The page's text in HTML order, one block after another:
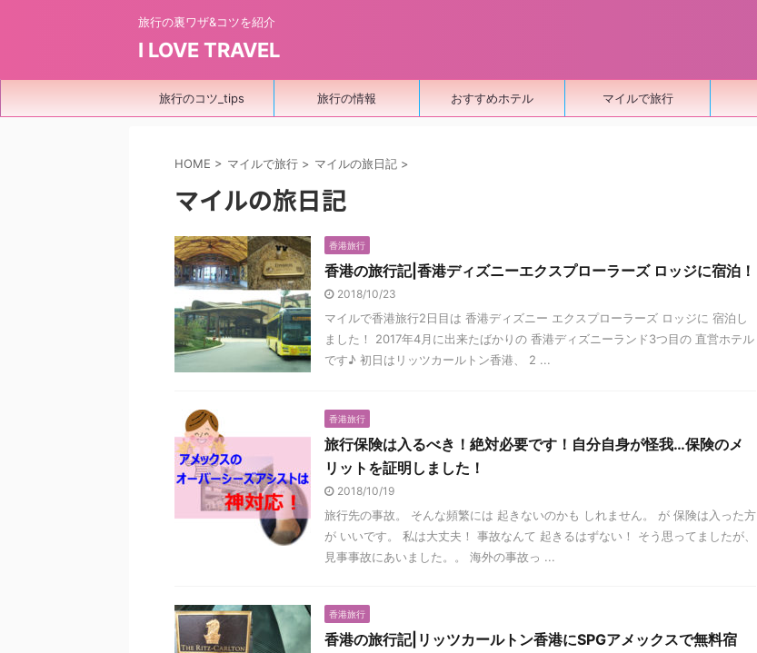
旅行の裏ワザ&コツを紹介
I LOVE TRAVEL
旅行のコツ_tips 旅行の情報 おすすめホテル マイルで旅行
HOME > マイルで旅行 > マイルの旅日記 >
マイルの旅日記
香港旅行
香港の旅行記|香港ディズニーエクスプローラーズ ロッジに宿泊！
2018/10/23
マイルで香港旅行2日目は 香港ディズニー エクスプローラーズ ロッジに 宿泊し
ました！ 2017年4月に出来たばかりの 香港ディズニーランド3つ目の 直営ホテル
です♪ 初日はリッツカールトン香港、 2 ...
香港旅行
旅行保険は入るべき！絶対必要です！自分自身が怪我…保険のメ
リットを証明しました！
2018/10/19
旅行先の事故。 そんな頻繁には 起きないのかも しれません。 が 保険は入った方
が いいです。 私は大丈夫！ 事故なんて 起きるはずない！ そう思ってましたが、
見事事故にあいました。。 海外の事故っ ...
香港旅行
香港の旅行記|リッツカールトン香港にSPGアメックスで無料宿